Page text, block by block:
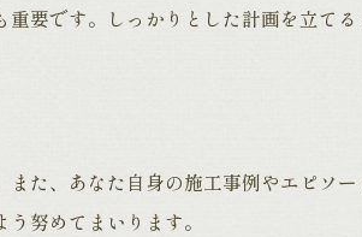
要です。しっかりとした計画を立てる
た、あなた自身の施工事例やエピソー
努めてまいります。